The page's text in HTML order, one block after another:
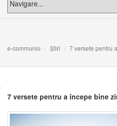
e-communio Știri 7 versete pentru
7 versete pentru a începe bine